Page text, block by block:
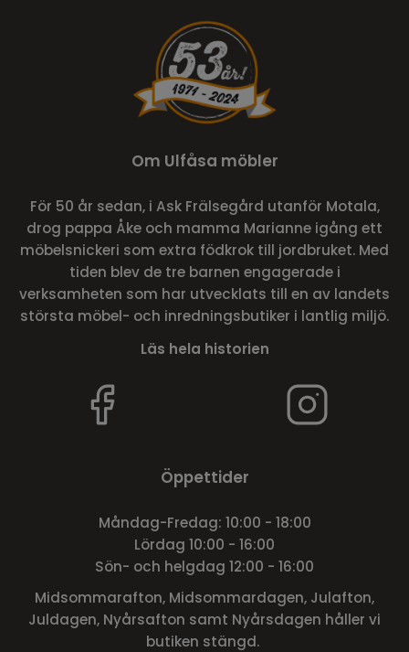
Om Ulfåsa möbler
För 50 år sedan, i Ask Frälsegård utanför Motala,
drog pappa Åke och mamma Marianne igång ett
möbelsnickeri som extra födkrok till jordbruket. Med
tiden blev de tre barnen engagerade i
verksamheten som har utvecklats till en av landets
största möbel- och inredningsbutiker i lantlig miljö.
Läs hela historien
Öppettider
Måndag-Fredag: 10:00 - 18:00
Lördag 10:00 - 16:00
Sön- och helgdag 12:00 - 16:00
Midsommarafton, Midsommardagen, Julafton,
Juldagen, Nyårsafton samt Nyårsdagen håller vi
butiken stängd.